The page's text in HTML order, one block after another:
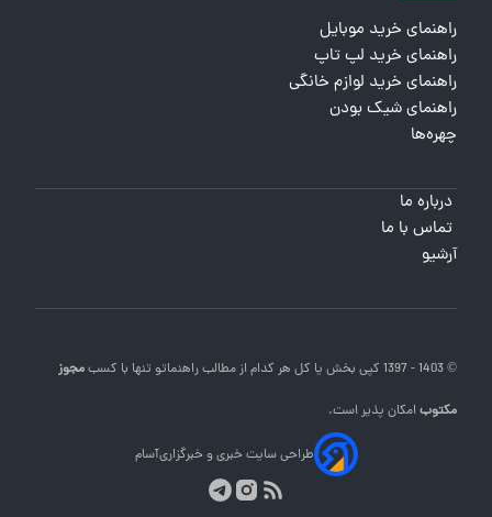
راهنمای خرید موبایل
راهنمای خرید لپ تاپ
راهنمای خرید لوازم خانگی
راهنمای شیک بودن
چهره‌ها
درباره ما
تماس با ما
آرشیو
© 1403 - 1397 کپی بخش یا کل هر کدام از مطالب راهنماتو تنها با کسبمجوز
مکتوبامکان پذیر است.
طراحی سایت خبری و خبرگزاریآسام